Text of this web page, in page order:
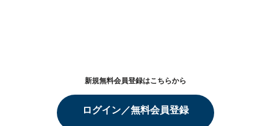
新規無料会員登録はこちらから
ログイン／無料会員登録